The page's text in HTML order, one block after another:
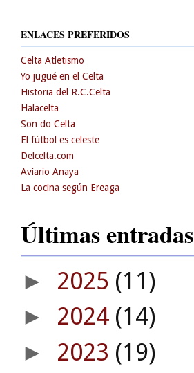
ENLACES PREFERIDOS
Celta Atletismo
Yo jugué en el Celta
Historia del R.C.Celta
Halacelta
Son do Celta
El fútbol es celeste
Delcelta.com
Aviario Anaya
La cocina según Ereaga
Últimas entradas
► 2025 (11)
► 2024 (14)
► 2023 (19)